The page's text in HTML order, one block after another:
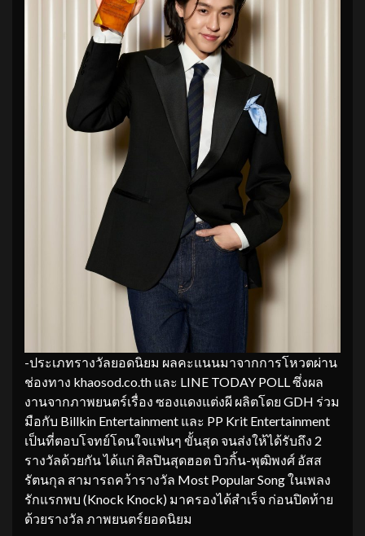
-ประเภทรางวัลยอดนิยม ผลคะแนนมาจากการโหวตผ่าน
ช่องทาง khaosod.co.th และ LINE TODAY POLL ซึ่งผล
งานจากภาพยนตร์เรื่อง ซองแดงแต่งผี ผลิตโดย GDH ร่วม
มือกับ Billkin Entertainment และ PP Krit Entertainment
เป็นที่ตอบโจทย์โดนใจแฟนๆ ขั้นสุด จนส่งให้ได้รับถึง 2
รางวัลด้วยกัน ได้แก่ ศิลปินสุดฮอต บิวกิ้น-พุฒิพงศ์ อัสส
รัตนกุล สามารถคว้ารางวัล Most Popular Song ในเพลง
รักแรกพบ (Knock Knock) มาครองได้สำเร็จ ก่อนปิดท้าย
ด้วยรางวัล ภาพยนตร์ยอดนิยม